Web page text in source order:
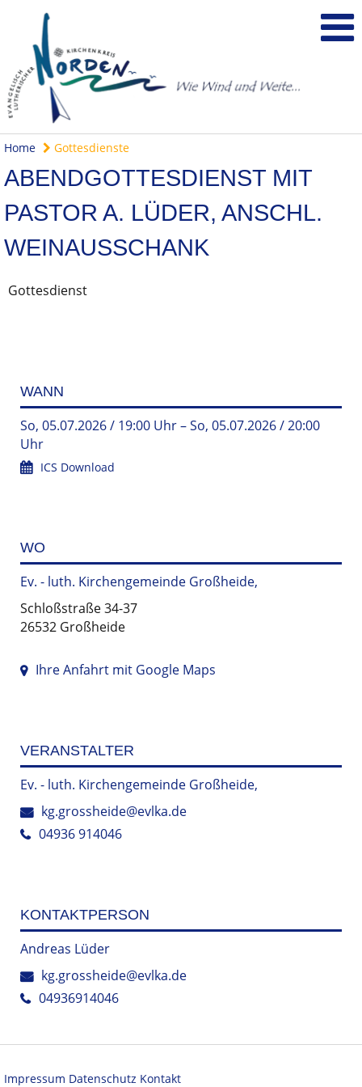
Home Gottesdienste
ABENDGOTTESDIENST MIT
PASTOR A. LÜDER, ANSCHL.
WEINAUSSCHANK
Gottesdienst
WANN
So, 05.07.2026 / 19:00 Uhr – So, 05.07.2026 / 20:00
Uhr
ICS Download
WO
Ev. - luth. Kirchengemeinde Großheide,
Schloßstraße 34-37
26532 Großheide
Ihre Anfahrt mit Google Maps
VERANSTALTER
Ev. - luth. Kirchengemeinde Großheide,
kg.grossheide@evlka.de
04936 914046
KONTAKTPERSON
Andreas Lüder
kg.grossheide@evlka.de
04936914046
Impressum Datenschutz Kontakt